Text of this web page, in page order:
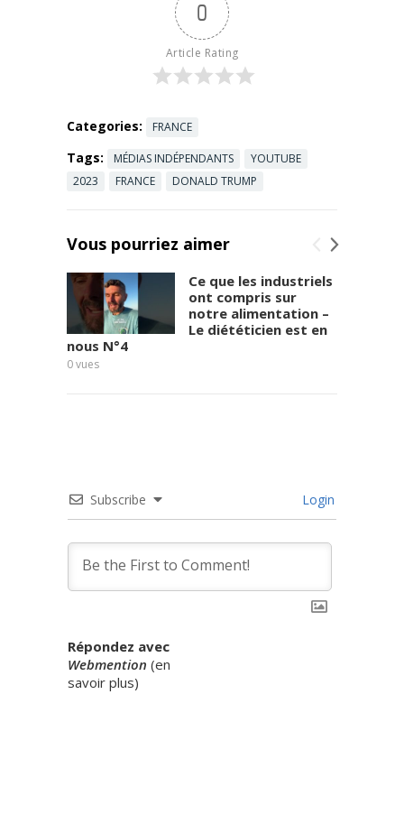
2034 et bien
...
0
Article Rating
Categories: FRANCE
Tags: MÉDIAS INDÉPENDANTS
YOUTUBE
2023
FRANCE DONALD TRUMP
Vous pourriez aimer
Ce que les industriels
ont compris sur
notre alimentation –
Le diététicien est en
nous N°4
0vues
Subscribe Login
Répondez avec
Webmention (en
savoir plus)